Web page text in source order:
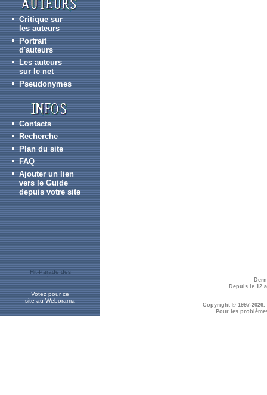
Critique sur
les auteurs
Portrait
d'auteurs
Les auteurs
sur le net
Pseudonymes
Contacts
Recherche
Plan du site
FAQ
Ajouter un lien
vers le Guide
depuis votre site
Votez pour ce
site au Weborama
Depuis le 12
Copyright © 1997-2026.
Pour les